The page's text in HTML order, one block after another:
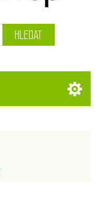
HLEDAT